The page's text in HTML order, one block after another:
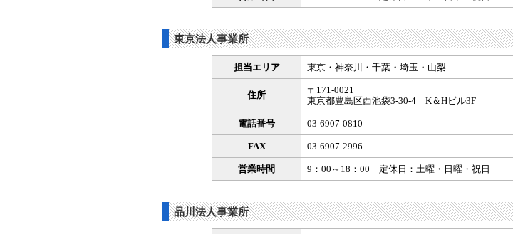
東京法人事業所
担当エリア 東京・神奈川・千葉・埼玉・山梨
住所
〒171-0021
東京都豊島区西池袋3-30-4 K＆Hビル3F
電話番号 03-6907-0810
FAX 03-6907-2996
営業時間 9：00～18：00 定休日：土曜・日曜・祝日
品川法人事業所